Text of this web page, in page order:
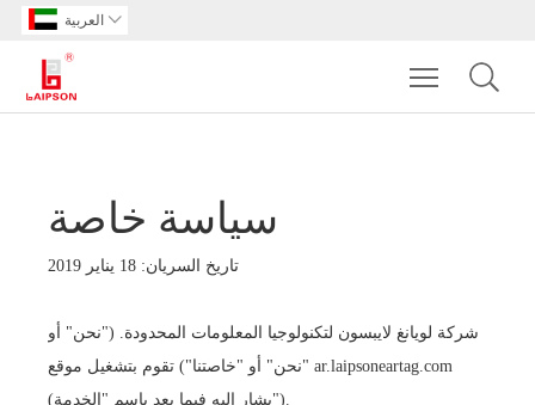
العربية 
Toggle
سياسة خاصة
تاريخ السريان: 18 يناير 2019
شركة لويانغ لايبسون لتكنولوجيا المعلومات المحدودة. ("نحن" أو
"نحن" أو "خاصتنا") تقوم بتشغيل موقع ar.laipsoneartag.com
(يشار إليه فيما بعد باسم "الخدمة").